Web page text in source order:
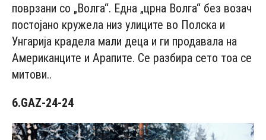
поврзани со „Волга“. Една „црна Волга“ без возач
постојано кружела низ улиците во Полска и
Унгарија крадела мали деца и ги продавала на
Американците и Арапите. Се разбира сето тоа се
митови..
6.GAZ-24-24